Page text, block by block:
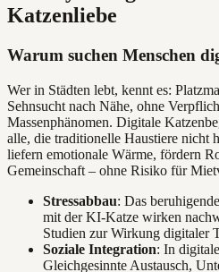
Katzenliebe
Warum suchen Menschen
Wer in Städten lebt, kennt es:
Sehnsucht nach Nähe, ohne
Massenphänomen. Digitale
alle, die traditionelle Haustiere nicht
liefern emotionale Wärme, fördern
Gemeinschaft – ohne Risiko für
Stressabbau: Das
mit der KI-Katze wirken
Studien zur Wirkung digitaler
Soziale Integration: In
Gleichgesinnte Austausch,